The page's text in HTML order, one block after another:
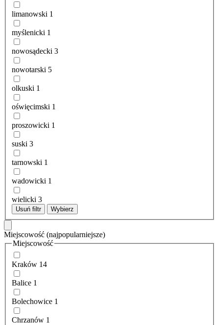
limanowski 1
myślenicki 1
nowosądecki 3
nowotarski 5
olkuski 1
oświęcimski 1
proszowicki 1
suski 3
tarnowski 1
wadowicki 1
wielicki 3
Usuń filtr Wybierz
Miejscowość (najpopularniejsze)
Miejscowość
Kraków 14
Balice 1
Bolechowice 1
Chrzanów 1